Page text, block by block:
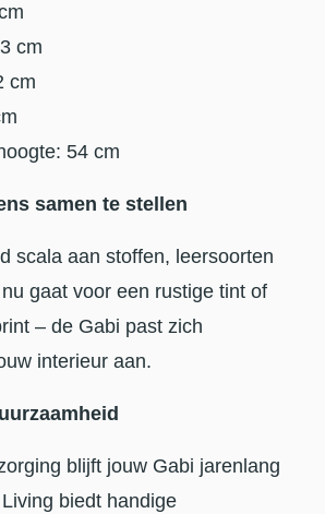
cm
cm
54 cm
samen te stellen
scala aan stoffen, leersoorten
gaat voor een rustige tint of
– de Gabi past zich
interieur aan.
blijft jouw Gabi jarenlang
biedt handige